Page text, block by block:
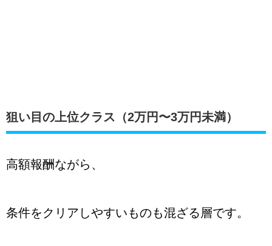
狙い目の上位クラス（2万円〜3万円未満）
高額報酬ながら、
条件をクリアしやすいものも混ざる層です。